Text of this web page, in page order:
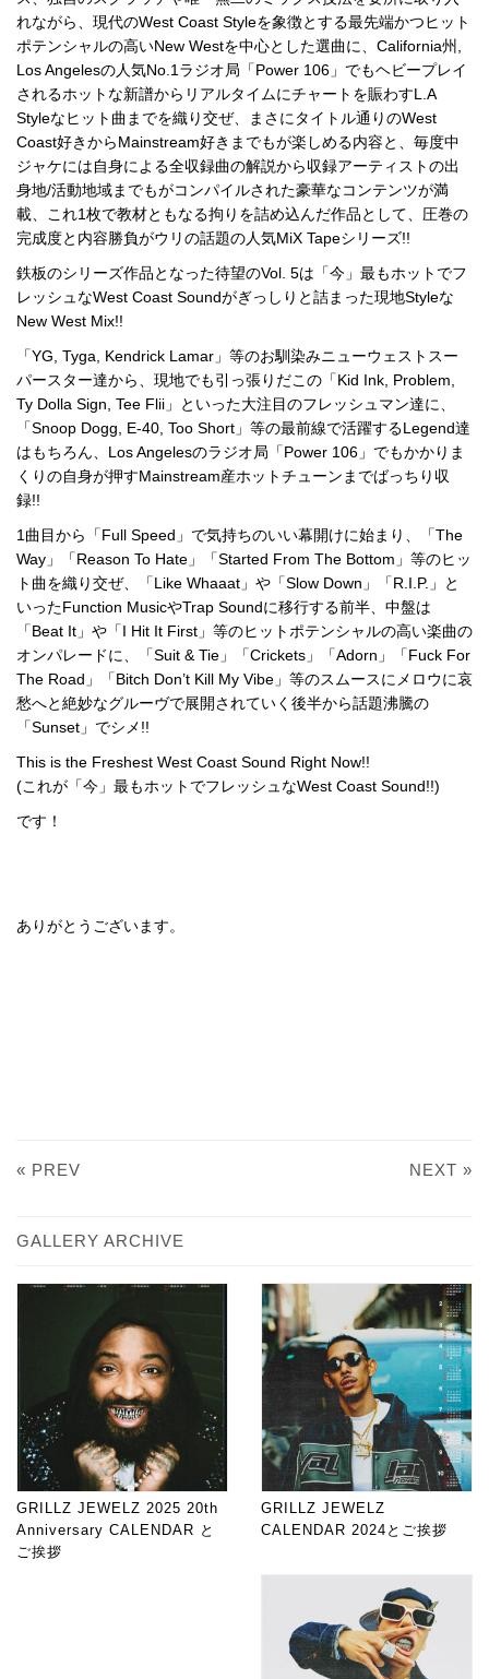
れながら、現代のWest Coast Styleを象徴とする最先端かつヒット
ポテンシャルの高いNew Westを中心とした選曲に、California州,
Los Angelesの人気No.1ラジオ局「Power 106」でもヘビープレイ
されるホットな新譜からリアルタイムにチャートを賑わすL.A
Styleなヒット曲までを織り交ぜ、まさにタイトル通りのWest
Coast好きからMainstream好きまでもが楽しめる内容と、毎度中
ジャケには自身による全収録曲の解説から収録アーティストの出
身地/活動地域までもがコンパイルされた豪華なコンテンツが満
載、これ1枚で教材ともなる拘りを詰め込んだ作品として、圧巻の
完成度と内容勝負がウリの話題の人気MiX Tapeシリーズ!!
鉄板のシリーズ作品となった待望のVol. 5は「今」最もホットでフ
レッシュなWest Coast Soundがぎっしりと詰まった現地Styleな
New West Mix!!
「YG, Tyga, Kendrick Lamar」等のお馴染みニューウェストスー
パースター達から、現地でも引っ張りだこの「Kid Ink, Problem,
Ty Dolla Sign, Tee Flii」といった大注目のフレッシュマン達に、
「Snoop Dogg, E-40, Too Short」等の最前線で活躍するLegend達
はもちろん、Los Angelesのラジオ局「Power 106」でもかかりま
くりの自身が押すMainstream産ホットチューンまでばっちり収
録!!
1曲目から「Full Speed」で気持ちのいい幕開けに始まり、「The
Way」「Reason To Hate」「Started From The Bottom」等のヒッ
ト曲を織り交ぜ、「Like Whaaat」や「Slow Down」「R.I.P.」と
いったFunction MusicやTrap Soundに移行する前半、中盤は
「Beat It」や「I Hit It First」等のヒットポテンシャルの高い楽曲の
オンパレードに、「Suit & Tie」「Crickets」「Adorn」「Fuck For
The Road」「Bitch Don’t Kill My Vibe」等のスムースにメロウに哀
愁へと絶妙なグルーヴで展開されていく後半から話題沸騰の
「Sunset」でシメ!!
This is the Freshest West Coast Sound Right Now!!
(これが「今」最もホットでフレッシュなWest Coast Sound!!)
です！
ありがとうございます。
« PREV NEXT »
GALLERY ARCHIVE
GRILLZ JEWELZ 2025 20th
Anniversary CALENDAR と
ご挨拶
GRILLZ JEWELZ
CALENDAR 2024とご挨拶